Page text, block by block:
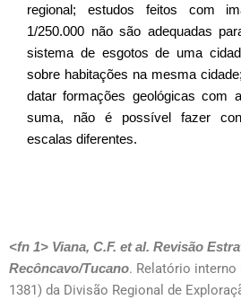
regional; estudos feitos com
1/250.000 não são adequadas
sistema de esgotos de uma
sobre habitações na mesma
datar formações geológicas com
suma, não é possível fazer
escalas diferentes.
<fn 1> Viana, C.F. et al. Revisão
Recôncavo/Tucano. Relatório interno
1381) da Divisão Regional de